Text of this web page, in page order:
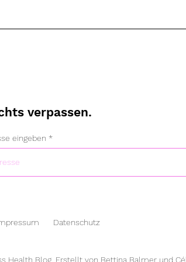
verpassen.
eingeben
Datenschutz
Health Blog. Erstellt von Bettina Balmer und